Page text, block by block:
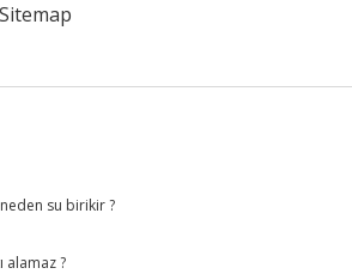
Sitemap
su birikir ?
alamaz ?